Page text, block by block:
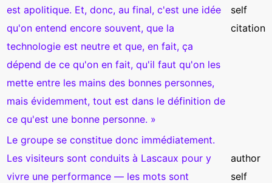
est apolitique. Et, donc, au final, c'est une idée
qu'on entend encore souvent, que la
technologie est neutre et que, en fait, ça
dépend de ce qu'on en fait, qu'il faut qu'on les
mette entre les mains des bonnes personnes,
mais évidemment, tout est dans le définition de
ce qu'est une bonne personne. »
self
citation
Le groupe se constitue donc immédiatement.
Les visiteurs sont conduits à Lascaux pour y
vivre une performance — les mots sont
author
self